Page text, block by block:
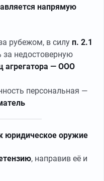
напрямую
рубежом, в силу п. 2.1
за недостоверную
агрегатора — ООО
персональная —
юридическое оружие
, направив её и